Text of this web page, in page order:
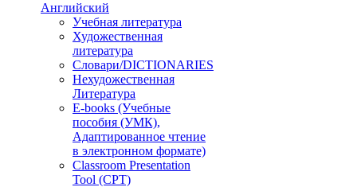
Английский
Учебная литература
Художественная
литература
Словари/DICTIONARIES
Нехудожественная
Литература
E-books (Учебные
пособия (УМК),
Адаптированное чтение
в электронном формате)
Classroom Presentation
Tool (CPT)